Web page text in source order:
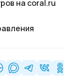
на coral.ru